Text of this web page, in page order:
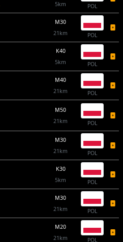
5km
POL
M30
21km
POL
K40
5km
POL
M40
21km
POL
M50
21km
POL
M30
21km
POL
K30
5km
POL
M30
21km
POL
M20
21km
POL